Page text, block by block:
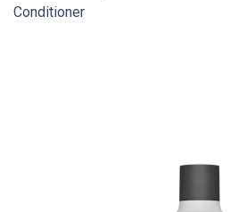
Conditioner